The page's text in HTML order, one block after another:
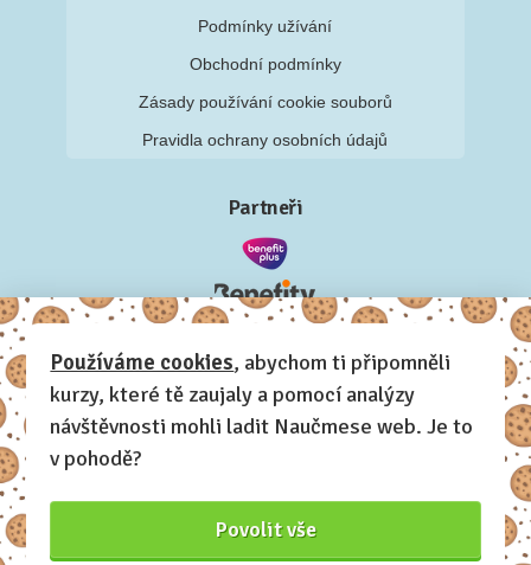
Podmínky užívání
Obchodní podmínky
Zásady používání cookie souborů
Pravidla ochrany osobních údajů
Partneři
Používáme cookies, abychom ti připomněli
kurzy, které tě zaujaly a pomocí analýzy
návštěvnosti mohli ladit Naučmese web. Je to
v pohodě?
Povolit vše